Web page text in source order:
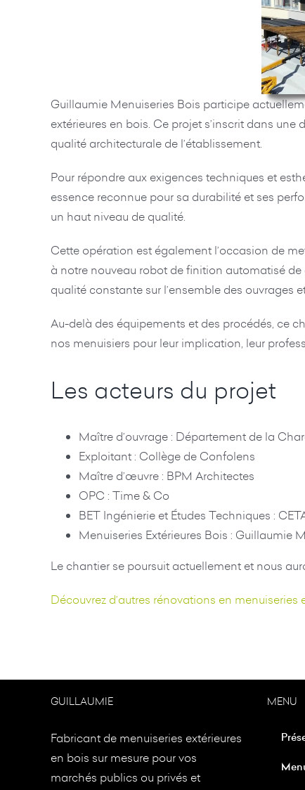
Guillaumie Menuiseries Bois participe
extérieures en bois. Ce projet s’inscrit dans
qualité architecturale de l’établissement.
Pour répondre aux exigences techniques et
essence reconnue pour sa durabilité et ses
un haut niveau de qualité.
Cette opération est également l’occasion de
à notre nouveau robot de finition automatisé
qualité constante sur l’ensemble des
Au-delà des équipements et des procédés, ce
nos menuisiers pour leur implication, leur
Les acteurs du projet
Maître d’ouvrage : Département de la
Exploitant : Collège de Confolens
Maître d’œuvre : BPM Architectes
OPC : Time & Co
BET Ingénierie et Études Techniques :
Menuiseries Extérieures Bois : Guillaumie
Le chantier se poursuit actuellement et nous
Découvrez d’autres rénovations en menuiseries
GUILLAUMIE
Fabricant de menuiseries extérieures
en bois sur mesure pour vos
marchés publics ou privés et
MENU